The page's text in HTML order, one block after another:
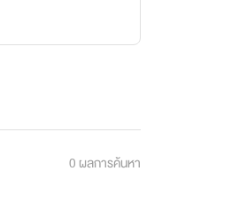
0 ผลการค้นหา